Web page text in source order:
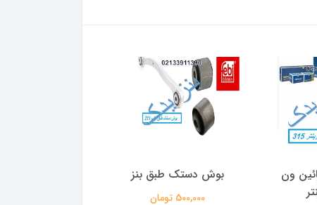
بوش دستک طبق بنز فیلتر هوا بنز دانشجویی 77